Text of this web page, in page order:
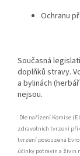
Ochranu
Současná
doplňků stravy.
a bylinách
nejsou.
Dle nařízení Komise
zdravotních tvrzení při
tvrzení posouzená
účinky potravin a živin